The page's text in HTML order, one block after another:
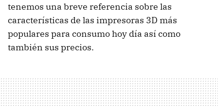
tenemos una breve referencia sobre las
características de las impresoras 3D más
populares para consumo hoy día así como
también sus precios.